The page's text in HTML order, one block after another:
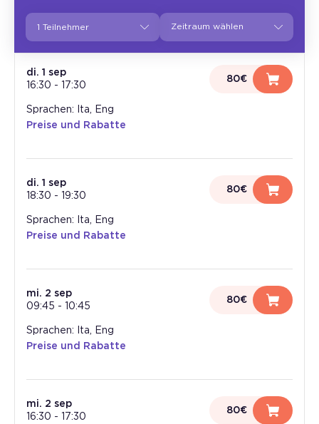
1 Teilnehmer
di. 1 sep
16:30 - 17:30
80€
Sprachen: Ita, Eng
Preise und Rabatte
di. 1 sep
18:30 - 19:30
80€
Sprachen: Ita, Eng
Preise und Rabatte
mi. 2 sep
09:45 - 10:45
80€
Sprachen: Ita, Eng
Preise und Rabatte
mi. 2 sep
16:30 - 17:30
80€